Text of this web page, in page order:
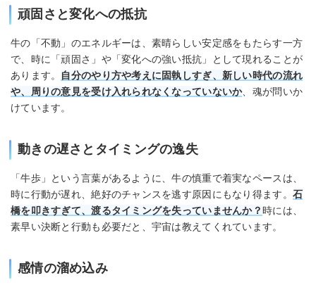
頑固さと変化への抵抗
牛の「不動」のエネルギーは、素晴らしい安定感をもたらす一方
で、時に「頑固さ」や「変化への強い抵抗」として現れることが
あります。 自分のやり方や考えに固執しすぎ、新しい時代の流れ
や、周りの意見を受け入れられなくなっていないか、魂が問いか
けています。
動きの遅さとタイミングの逸失
「牛歩」という言葉があるように、牛の慎重で着実なペースは、
時に行動が遅れ、絶好のチャンスを逃す原因にもなり得ます。 石
橋を叩きすぎて、渡るタイミングを失っていませんか？時には、
素早い決断と行動も必要だと、宇宙は教えてくれています。
感情の溜め込み